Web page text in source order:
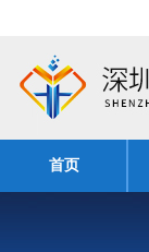
首页